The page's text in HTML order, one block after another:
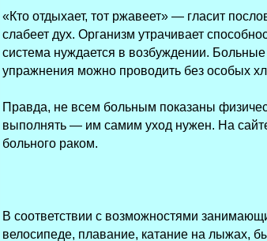
«Кто отдыхает, тот ржавеет» — гласит
слабеет дух. Организм утрачивает
система нуждается в возбуждении.
упражнения можно проводить без особых
Правда, не всем больным показаны
выполнять — им самим уход нужен. На
больного раком.
В соответствии с возможностями
велосипеде, плавание, катание на лыжах,